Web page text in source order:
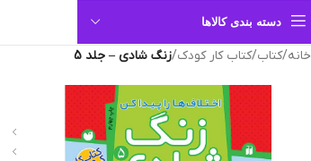
دسته بندی کالاها
خانه/کتاب/کتاب کار کودک/زنگ شادی – جلد 5